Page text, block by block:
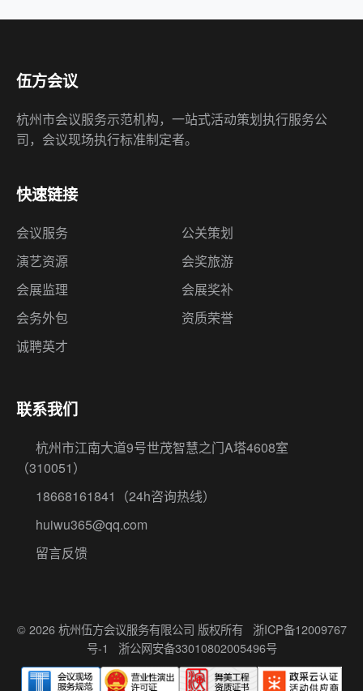
会议服务
公关策划
会展监理
会务外包
资质荣誉
诚聘英才
联系我们
18668161841
huiwu365@qq.com
留言反馈
号-1